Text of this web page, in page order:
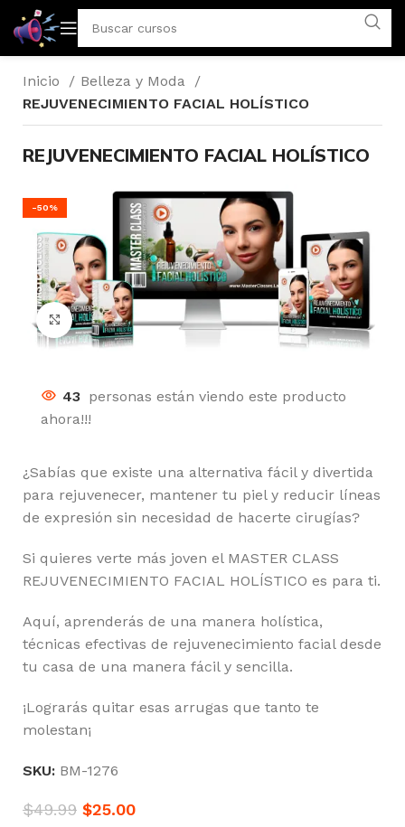
Inicio
Belleza y Moda
REJUVENECIMIENTO FACIAL HOLÍSTICO
REJUVENECIMIENTO FACIAL HOLÍSTICO
-50%
Click to enlarge
43 personas están viendo este producto
ahora!!!
¿Sabías que existe una alternativa fácil y divertida
para rejuvenecer, mantener tu piel y reducir líneas
de expresión sin necesidad de hacerte cirugías?
Si quieres verte más joven el MASTER CLASS
REJUVENECIMIENTO FACIAL HOLÍSTICO es para ti.
Aquí, aprenderás de una manera holística,
técnicas efectivas de rejuvenecimiento facial desde
tu casa de una manera fácil y sencilla.
¡Lograrás quitar esas arrugas que tanto te
molestan¡
SKU: BM-1276
$49.99 $25.00